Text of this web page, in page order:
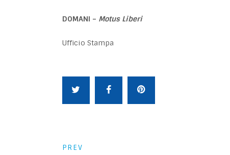
DOMANI – Motus Liberi
Ufficio Stampa
PREV